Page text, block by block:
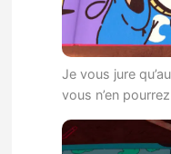
Je vous jure
vous n’en